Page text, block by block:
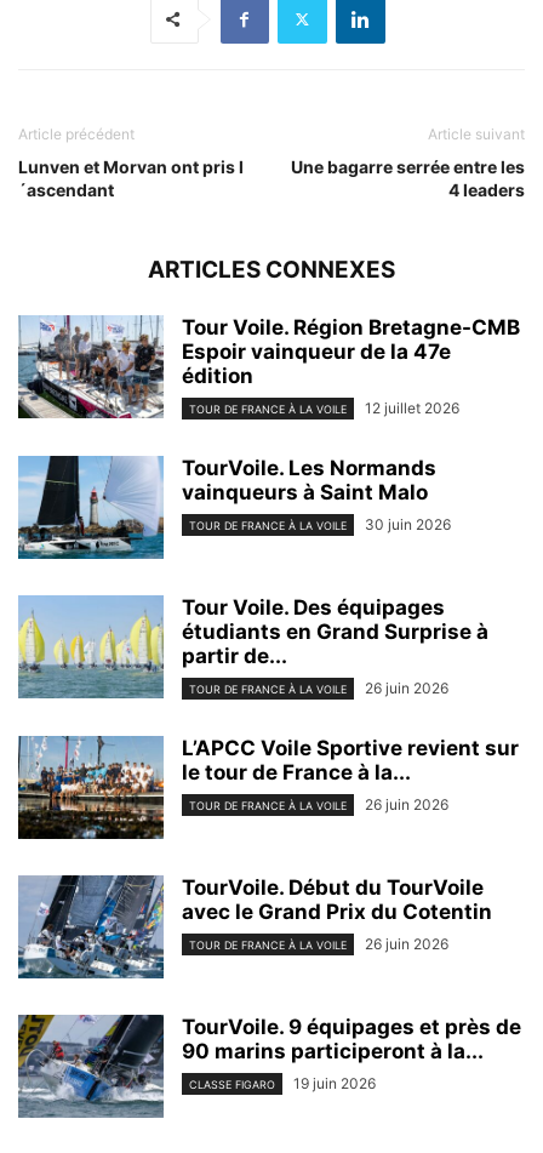
Article précédent
Lunven et Morvan ont pris l
´ascendant
Article suivant
Une bagarre serrée entre les
4 leaders
ARTICLES CONNEXES
Tour Voile. Région Bretagne-CMB
Espoir vainqueur de la 47e
édition
TOUR DE FRANCE À LA VOILE 12 juillet 2026
TourVoile. Les Normands
vainqueurs à Saint Malo
TOUR DE FRANCE À LA VOILE 30 juin 2026
Tour Voile. Des équipages
étudiants en Grand Surprise à
partir de...
TOUR DE FRANCE À LA VOILE 26 juin 2026
L’APCC Voile Sportive revient sur
le tour de France à la...
TOUR DE FRANCE À LA VOILE 26 juin 2026
TourVoile. Début du TourVoile
avec le Grand Prix du Cotentin
TOUR DE FRANCE À LA VOILE 26 juin 2026
TourVoile. 9 équipages et près de
90 marins participeront à la...
CLASSE FIGARO 19 juin 2026